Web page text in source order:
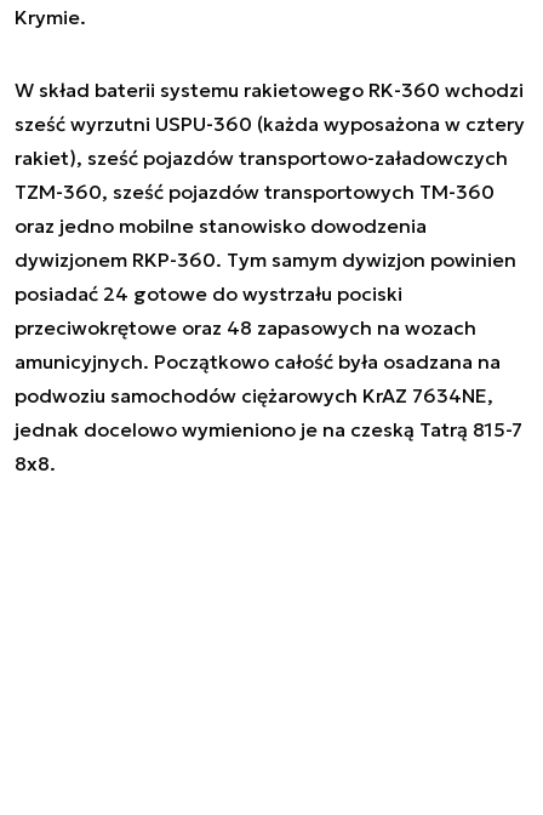
Krymie.
W skład baterii systemu rakietowego RK-360 wchodzi
sześć wyrzutni USPU-360 (każda wyposażona w cztery
rakiet), sześć pojazdów transportowo-załadowczych
TZM-360, sześć pojazdów transportowych TM-360
oraz jedno mobilne stanowisko dowodzenia
dywizjonem RKP-360. Tym samym dywizjon powinien
posiadać 24 gotowe do wystrzału pociski
przeciwokrętowe oraz 48 zapasowych na wozach
amunicyjnych. Początkowo całość była osadzana na
podwoziu samochodów ciężarowych KrAZ 7634NE,
jednak docelowo wymieniono je na czeską Tatrą 815-7
8x8.